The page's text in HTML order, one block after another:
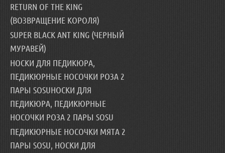
RETURN OF THE KING
(ВОЗВРАЩЕНИЕ КОРОЛЯ)
SUPER BLACK ANT KING (ЧЕРНЫЙ
МУРАВЕЙ)
НОСКИ ДЛЯ ПЕДИКЮРА,
ПЕДИКЮРНЫЕ НОСОЧКИ РОЗА 2
ПАРЫ SOSUНОСКИ ДЛЯ
ПЕДИКЮРА, ПЕДИКЮРНЫЕ
НОСОЧКИ РОЗА 2 ПАРЫ SOSU
ПЕДИКЮРНЫЕ НОСОЧКИ МЯТА 2
ПАРЫ SOSU, НОСКИ ДЛЯ